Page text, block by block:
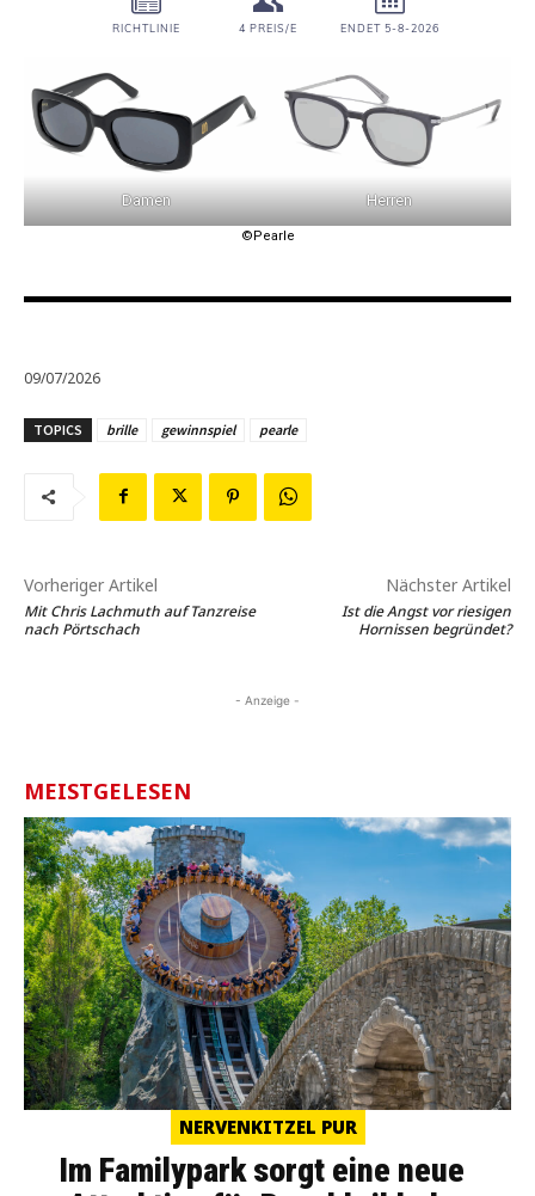
Damen Herren
©Pearle
09/07/2026
TOPICS brille gewinnspiel pearle
Vorheriger Artikel
Mit Chris Lachmuth auf Tanzreise
nach Pörtschach
Nächster Artikel
Ist die Angst vor riesigen
Hornissen begründet?
- Anzeige -
MEISTGELESEN
NERVENKITZEL PUR
Im Familypark sorgt eine neue